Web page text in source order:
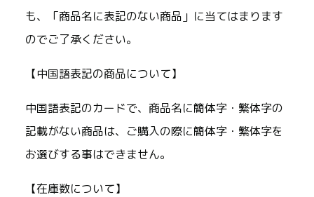
も、「商品名に表記のない商品」に当てはまります
のでご了承ください。
【中国語表記の商品について】
中国語表記のカードで、商品名に簡体字・繁体字の
記載がない商品は、ご購入の際に簡体字・繁体字を
お選びする事はできません。
【在庫数について】